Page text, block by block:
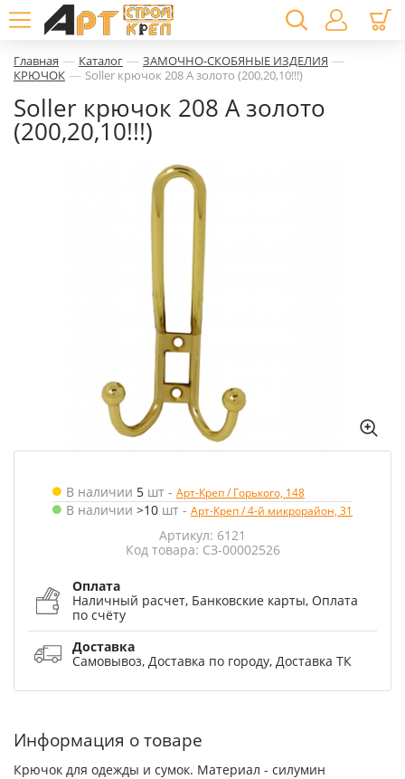
Главная — Каталог — ЗАМОЧНО-СКОБЯНЫЕ ИЗДЕЛИЯ —
КРЮЧОК — Soller крючок 208 А золото (200,20,10!!!)
Soller крючок 208 А золото
(200,20,10!!!)
В наличии 5 шт - Арт-Креп / Горького, 148
В наличии >10 шт - Арт-Креп / 4-й микрорайон, 31
Артикул: 6121
Код товара: СЗ-00002526
Оплата
Наличный расчет, Банковские карты, Оплата
по счёту
Доставка
Самовывоз, Доставка по городу, Доставка ТК
Информация о товаре
Крючок для одежды и сумок. Материал - силумин